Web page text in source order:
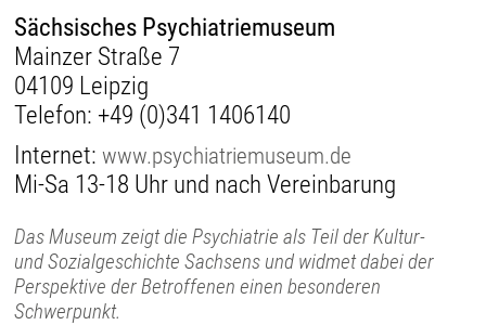
Sächsisches Psychiatriemuseum
Mainzer Straße 7
04109 Leipzig
Telefon: +49 (0)341 1406140
Internet:www.psychiatriemuseum.de
Mi-Sa 13-18 Uhr und nach Vereinbarung
Das Museum zeigt die Psychiatrie als Teil der Kultur-
und Sozial­geschichte Sachsens und widmet dabei der
Perspektive der Betroffenen einen besonderen
Schwerpunkt.